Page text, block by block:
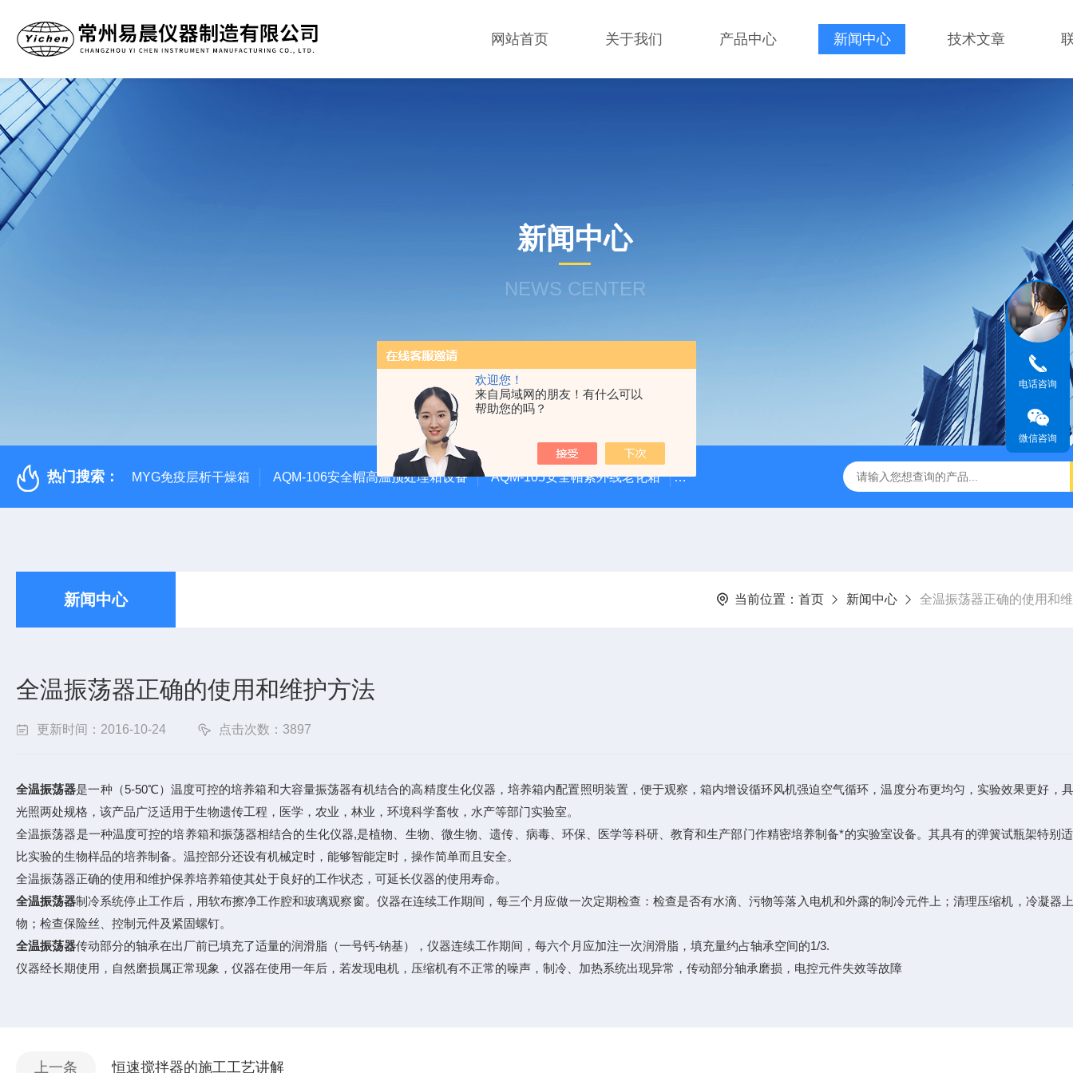
欢迎您！
来自局域网的朋友！有什么可以
帮助您的吗？
网站首页 关于我们 产品中心 新闻中心 技术文章
新闻中心
NEWS CENTER
热门搜索： MYG免疫层析干燥箱 AQM-106安全帽高温预处理箱设备 AQM-105安全帽紫外线老化箱 CZD-85超声波水浴恒温振荡器 CSQX-80超声波清洗机
新闻中心 当前位置： 首页 新闻中心 全温振荡器正确的使用和
全温振荡器正确的使用和维护方法
更新时间：2016-10-24 点击次数：3897
全温振荡器是一种（5-50℃）温度可控的培养箱和大容量振荡器有机结合的高精度生化仪器，培养箱内配置照明装置，便于观察，箱内增设循环风机强迫空气循环，温度分布更均匀，实验效果更好，
光照两处规格，该产品广泛适用于生物遗传工程，医学，农业，林业，环境科学畜牧，水产等部门实验室。
全温振荡器是一种温度可控的培养箱和振荡器相结合的生化仪器,是植物、生物、微生物、遗传、病毒、环保、医学等科研、教育和生产部门作精密培养制备*的实验室设备。其具有的弹簧试瓶架特别
比实验的生物样品的培养制备。温控部分还设有机械定时，能够智能定时，操作简单而且安全。
全温振荡器正确的使用和维护保养培养箱使其处于良好的工作状态，可延长仪器的使用寿命。
全温振荡器制冷系统停止工作后，用软布擦净工作腔和玻璃观察窗。仪器在连续工作期间，每三个月应做一次定期检查：检查是否有水滴、污物等落入电机和外露的制冷元件上；清理压缩机，冷凝器
物；检查保险丝、控制元件及紧固螺钉。
全温振荡器传动部分的轴承在出厂前已填充了适量的润滑脂（一号钙-钠基），仪器连续工作期间，每六个月应加注一次润滑脂，填充量约占轴承空间的1/3.
仪器经长期使用，自然磨损属正常现象，仪器在使用一年后，若发现电机，压缩机有不正常的噪声，制冷、加热系统出现异常，传动部分轴承磨损，电控元件失效等故障
上一条 恒速搅拌器的施工工艺讲解
电话咨询
微信咨询